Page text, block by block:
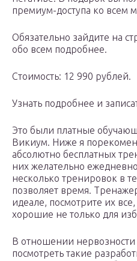
премиум-доступа ко всем
Обязательно зайдите на
обо всем подробнее.
Стоимость: 12 990 рублей.
Узнать подробнее и
Это были платные
Викиум. Ниже я
абсолютно бесплатных
них желательно
несколько тренировок в
позволяет время.
идеале, посмотрите их
хорошие не только для
В отношении
посмотреть такие